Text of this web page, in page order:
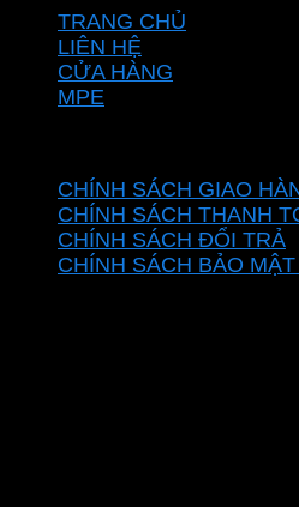
TRANG CHỦ
LIÊN HỆ
CỬA HÀNG
MPE
CHÍNH SÁCH GIAO
CHÍNH SÁCH THANH
CHÍNH SÁCH ĐỔI TRẢ
CHÍNH SÁCH BẢO